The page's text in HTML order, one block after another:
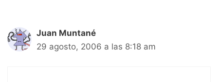
Juan Muntané
29 agosto, 2006 a las 8:18 am